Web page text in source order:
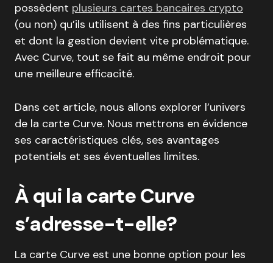
possèdent plusieurs cartes bancaires crypto
(ou non) qu’ils utilisent à des fins particulières
et dont la gestion devient vite problématique.
Avec Curve, tout se fait au même endroit pour
une meilleure efficacité.
Dans cet article, nous allons explorer l’univers
de la carte Curve. Nous mettrons en évidence
ses caractéristiques clés, ses avantages
potentiels et ses éventuelles limites.
À qui la carte Curve
s’adresse-t-elle?
La carte Curve est une bonne option pour les